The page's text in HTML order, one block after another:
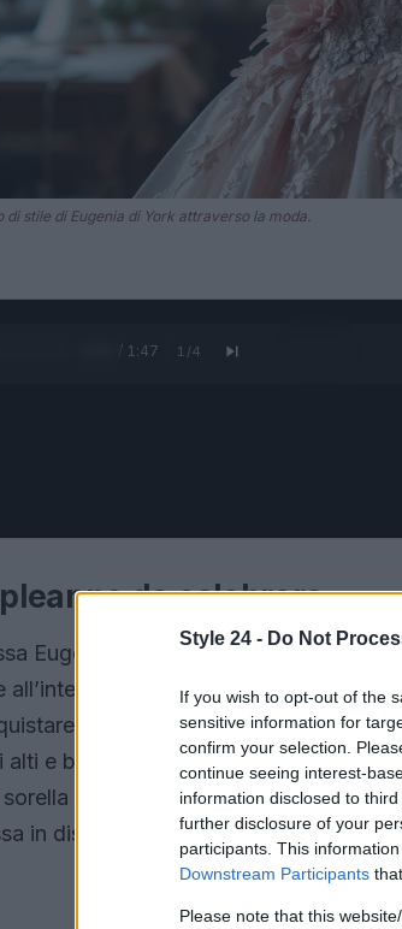
Style 24 - Do Not
If you wish to opt-out of the
sensitive information for
confirm your selection.
continue seeing interest-
information disclosed to
further disclosure of your
participants. This
Downstream Participants
Please note that this
stile di Eugenia di York attraverso la moda.
0:28 / 1:47 1 /4
da celebrare
Eugenia di York, che ha
all’interno della Casa Reale
il cuore di molti, ma la sua
alti e bassi. Un recente sondaggio
sorella Beatrice, è tra i Royal più
in discussione a causa delle sue